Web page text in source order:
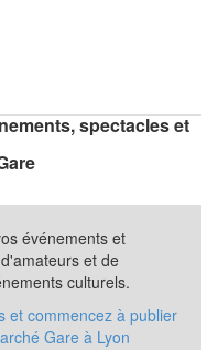
spectacles et
événements et
et de
culturels.
et commencez à publier
Gare à Lyon